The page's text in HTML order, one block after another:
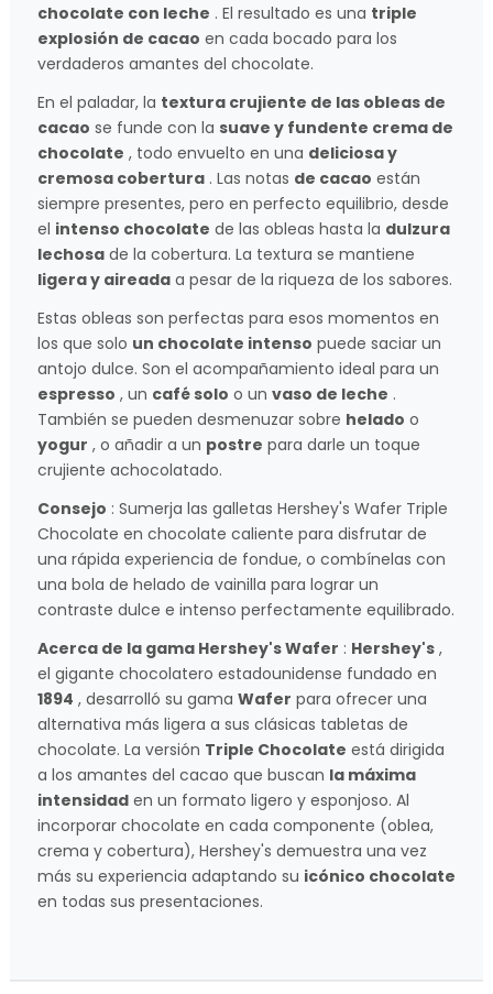
chocolate con leche . El resultado es una triple
explosión de cacao en cada bocado para los
verdaderos amantes del chocolate.
En el paladar, la textura crujiente de las obleas de
cacao se funde con la suave y fundente crema de
chocolate , todo envuelto en una deliciosa y
cremosa cobertura . Las notas de cacao están
siempre presentes, pero en perfecto equilibrio, desde
el intenso chocolate de las obleas hasta la dulzura
lechosa de la cobertura. La textura se mantiene
ligera y aireada a pesar de la riqueza de los sabores.
Estas obleas son perfectas para esos momentos en
los que solo un chocolate intenso puede saciar un
antojo dulce. Son el acompañamiento ideal para un
espresso , un café solo o un vaso de leche .
También se pueden desmenuzar sobre helado o
yogur , o añadir a un postre para darle un toque
crujiente achocolatado.
Consejo : Sumerja las galletas Hershey's Wafer Triple
Chocolate en chocolate caliente para disfrutar de
una rápida experiencia de fondue, o combínelas con
una bola de helado de vainilla para lograr un
contraste dulce e intenso perfectamente equilibrado.
Acerca de la gama Hershey's Wafer : Hershey's ,
el gigante chocolatero estadounidense fundado en
1894 , desarrolló su gama Wafer para ofrecer una
alternativa más ligera a sus clásicas tabletas de
chocolate. La versión Triple Chocolate está dirigida
a los amantes del cacao que buscan la máxima
intensidad en un formato ligero y esponjoso. Al
incorporar chocolate en cada componente (oblea,
crema y cobertura), Hershey's demuestra una vez
más su experiencia adaptando su icónico chocolate
en todas sus presentaciones.